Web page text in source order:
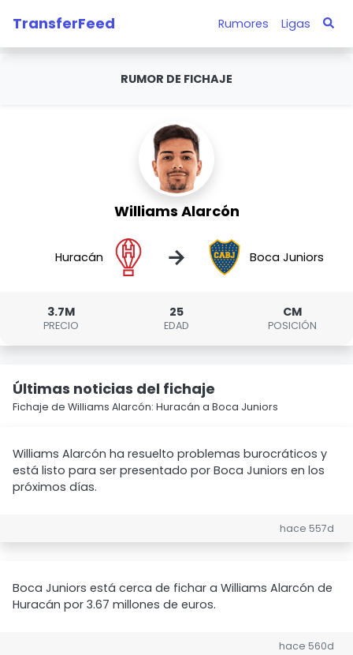
TransferFeed Rumores Ligas
RUMOR DE FICHAJE
Williams Alarcón
Huracán → Boca Juniors
3.7M
PRECIO
25
EDAD
CM
POSICIÓN
Últimas noticias del fichaje
Fichaje de Williams Alarcón: Huracán a Boca Juniors
Williams Alarcón ha resuelto problemas burocráticos y
está listo para ser presentado por Boca Juniors en los
próximos días.
hace 557d
Boca Juniors está cerca de fichar a Williams Alarcón de
Huracán por 3.67 millones de euros.
hace 560d